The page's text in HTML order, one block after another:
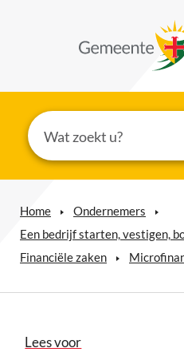
Home
Ondernemers
Een bedrijf starten, vestigen,
Financiële zaken
Lees voor